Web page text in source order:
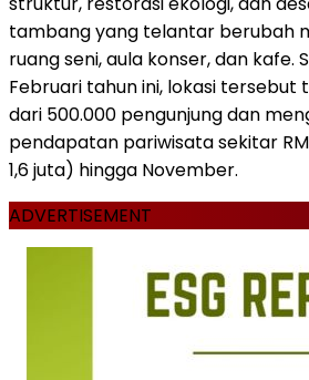
tambang yang telantar berubah
ruang seni, aula konser, dan kafe.
Februari tahun ini, lokasi tersebut
dari 500.000 pengunjung dan
pendapatan pariwisata sekitar
1,6 juta) hingga November.
ADVERTISEMENT